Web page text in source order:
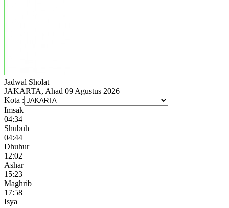
Jadwal Sholat
JAKARTA, Ahad 09 Agustus 2026
Kota :
Imsak
04:34
Shubuh
04:44
Dhuhur
12:02
Ashar
15:23
Maghrib
17:58
Isya